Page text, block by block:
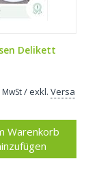
Delikett
/ exkl. Versa
Warenkorb